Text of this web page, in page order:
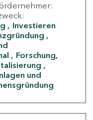
Investieren
Forschung,
und